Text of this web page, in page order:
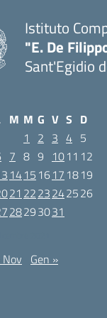
Istituto
"E. De
Sant'Egidio
M M G V S D
1
2 3 4 5
7 8 9 1011 12
1415 1617 1819
21 2223242526
28293031
Nov Gen »